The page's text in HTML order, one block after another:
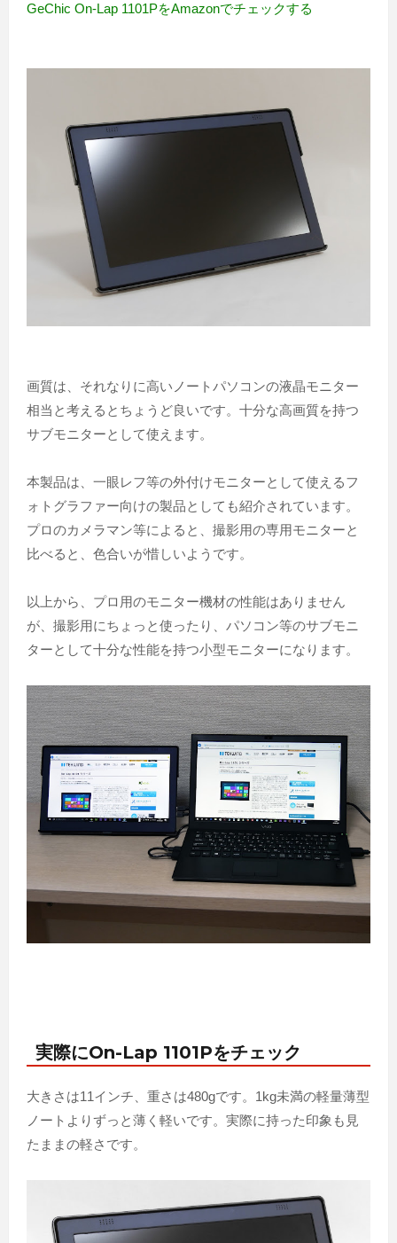
GeChic On-Lap 1101PをAmazonでチェックする
画質は、それなりに高いノートパソコンの液晶モニター
相当と考えるとちょうど良いです。十分な高画質を持つ
サブモニターとして使えます。
本製品は、一眼レフ等の外付けモニターとして使えるフ
ォトグラファー向けの製品としても紹介されています。
プロのカメラマン等によると、撮影用の専用モニターと
比べると、色合いが惜しいようです。
以上から、プロ用のモニター機材の性能はありません
が、撮影用にちょっと使ったり、パソコン等のサブモニ
ターとして十分な性能を持つ小型モニターになります。
実際にOn-Lap 1101Pをチェック
大きさは11インチ、重さは480gです。1kg未満の軽量薄型
ノートよりずっと薄く軽いです。実際に持った印象も見
たままの軽さです。